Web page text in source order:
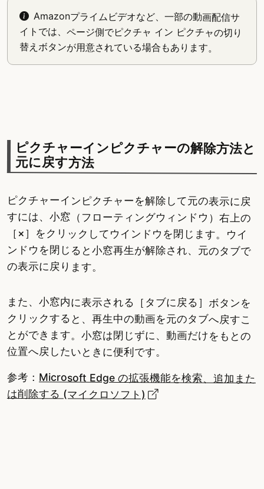
Amazonプライムビデオなど、一部の動画配信サ
イトでは、ページ側でピクチャ イン ピクチャの切り
替えボタンが用意されている場合もあります。
ピクチャーインピクチャーの解除方法と
元に戻す方法
ピクチャーインピクチャーを解除して元の表示に戻
すには、小窓（フローティングウィンドウ）右上の
［×］をクリックしてウインドウを閉じます。ウイ
ンドウを閉じると小窓再生が解除され、元のタブで
の表示に戻ります。
また、小窓内に表示される［タブに戻る］ボタンを
クリックすると、再生中の動画を元のタブへ戻すこ
とができます。小窓は閉じずに、動画だけをもとの
位置へ戻したいときに便利です。
参考： Microsoft Edge の拡張機能を検索、追加また
は削除する (マイクロソフト)